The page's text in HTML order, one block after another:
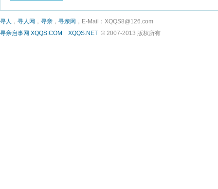
寻人 ， 寻人网 ， 寻亲 ， 寻亲网 ，E-Mail：XQQS8@126.com
寻亲启事网 XQQS.COM XQQS.NET © 2007-2013 版权所有